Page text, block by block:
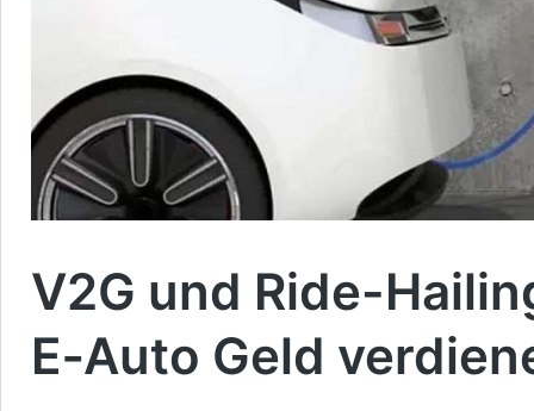
V2G und Ride-
E‑Auto Geld